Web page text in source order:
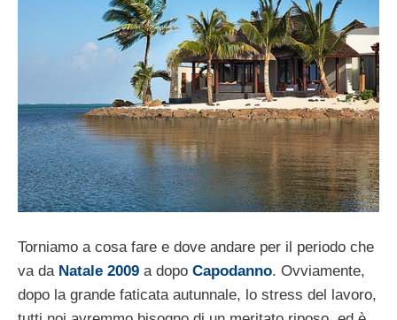
Torniamo a cosa fare e dove andare per il periodo che
va da Natale 2009 a dopo Capodanno. Ovviamente,
dopo la grande faticata autunnale, lo stress del lavoro,